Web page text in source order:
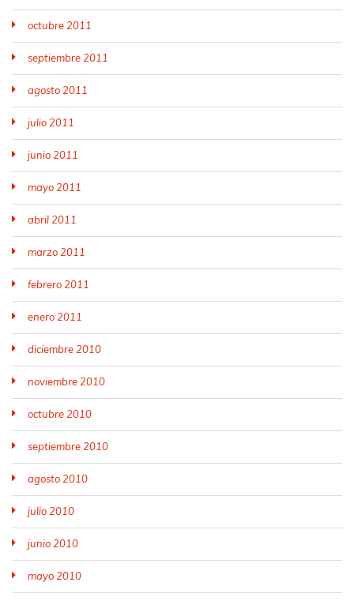
octubre 2011
septiembre 2011
agosto 2011
julio 2011
junio 2011
mayo 2011
abril 2011
marzo 2011
febrero 2011
enero 2011
diciembre 2010
noviembre 2010
octubre 2010
septiembre 2010
agosto 2010
julio 2010
junio 2010
mayo 2010